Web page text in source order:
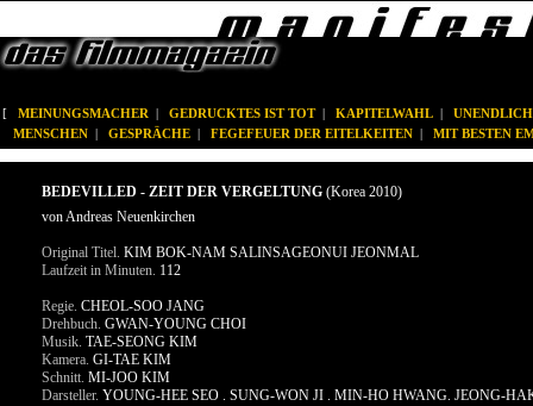
[ MEINUNGSMACHER | GEDRUCKTES IST TOT| KAPITELWAHL |
MENSCHEN | GESPRÄCHE | FEGEFEUER DER EITELKEITEN | MIT BESTEN
BEDEVILLED - ZEIT DER VERGELTUNG (Korea 2010)
von Andreas Neuenkirchen
Original Titel. KIM BOK-NAM SALINSAGEONUI JEONMAL
Laufzeit in Minuten. 112
Regie. CHEOL-SOO JANG
Drehbuch. GWAN-YOUNG CHOI
Musik. TAE-SEONG KIM
Kamera. GI-TAE KIM
Schnitt. MI-JOO KIM
Darsteller. YOUNG-HEE SEO . SUNG-WON JI . MIN-HO HWANG. JEONG-